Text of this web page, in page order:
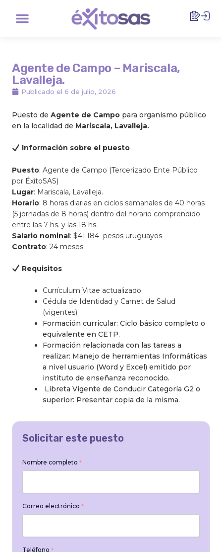
Menu
Agente de Campo – Mariscala,
Lavalleja.
Publicado el 6 de julio, 2026
Puesto de Agente de Campo para organismo público
en la localidad de Mariscala, Lavalleja.
Información sobre el puesto
Puesto: Agente de Campo (Tercerizado Ente Público
por ÉxitoSAS)
Lugar: Mariscala, Lavalleja.
Horario: 8 horas diarias en ciclos semanales de 40 horas
(5 jornadas de 8 horas) dentro del horario comprendido
entre las 7 hs. y las 18 hs.
Salario nominal: $41.184 pesos uruguayos
Contrato: 24 meses.
Requisitos
Currículum Vitae actualizado
Cédula de Identidad y Carnet de Salud
(vigentes)
Formación curricular: Ciclo básico completo o
equivalente en CETP.
Formación relacionada con las tareas a
realizar: Manejo de herramientas Informáticas
a nivel usuario (Word y Excel) emitido por
instituto de enseñanza reconocido.
Libreta Vigente de Conducir Categoría G2 o
superior: Presentar copia de la misma.
Solicitar este puesto
Nombre completo *
Correo electrónico *
Teléfono *